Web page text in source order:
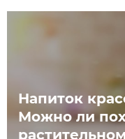
Напиток
Можно ли